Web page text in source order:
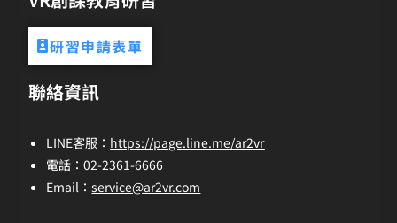
研習申請表單
聯絡資訊
LINE客服： https://page.line.me/ar2vr
電話：02-2361-6666
Email：service@ar2vr.com